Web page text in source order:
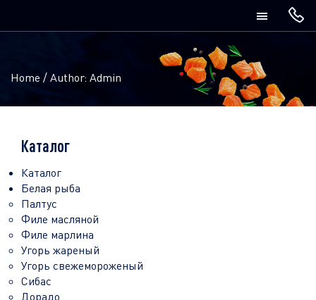
Home / Author: Admin
Каталог
Каталог
Белая рыба
Палтус
Филе масляной
Филе марлина
Угорь жареный
Угорь свежемороженый
Сибас
Дорадо